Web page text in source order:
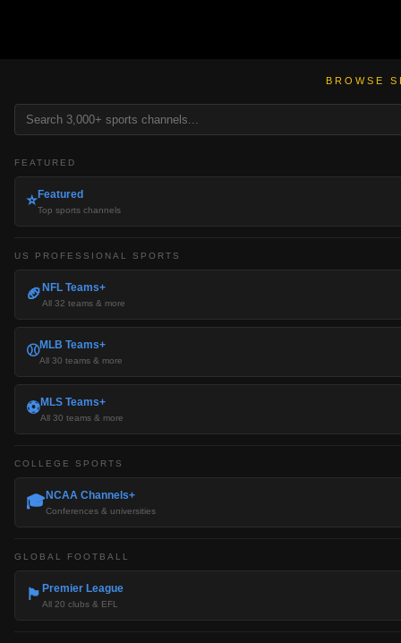
BROWSE
FEATURED
⭐Featured
Top sports channels
US PROFESSIONAL SPORTS
🏈NFL Teams+
All 32 teams & more
⚾MLB Teams+
All 30 teams & more
⚽MLS Teams+
All 30 teams & more
COLLEGE SPORTS
🎓NCAA Channels+
Conferences & universities
GLOBAL FOOTBALL
🏴󠁧󠁢󠁥󠁮󠁧󠁿 Premier League
All 20 clubs & EFL